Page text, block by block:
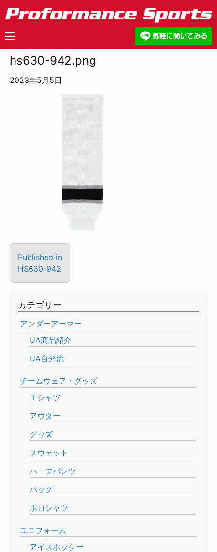
hs630-942.png
2023年5月5日
Published in
HS630-942
カテゴリー
アンダーアーマー
UA商品紹介
UA自分流
チームウェア・グッズ
Ｔシャツ
アウター
グッズ
スウェット
ハーフパンツ
バッグ
ポロシャツ
ユニフォーム
アイスホッケー